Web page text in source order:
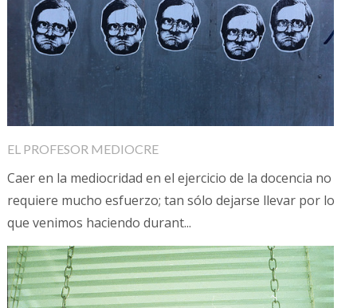
EL PROFESOR MEDIOCRE
Caer en la mediocridad en el ejercicio de la docencia no
requiere mucho esfuerzo; tan sólo dejarse llevar por lo
que venimos haciendo durant...